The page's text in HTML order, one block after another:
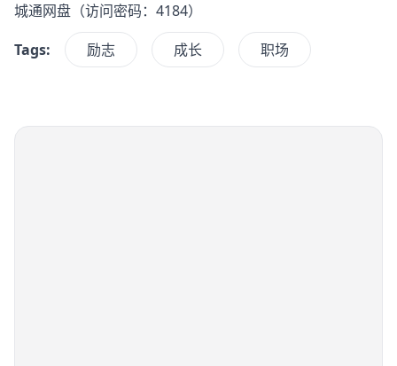
城通网盘 （访问密码：4184）
Tags:
励志 成长 职场